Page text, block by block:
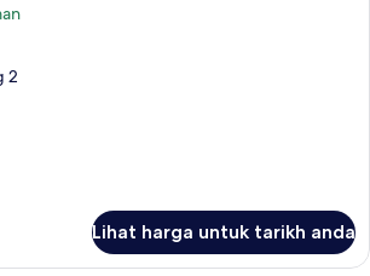
2
Lihat harga untuk tarikh anda